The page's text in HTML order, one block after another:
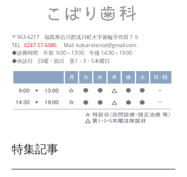
〒963-6217 福島県石川郡浅川町大字簑輪字作田７５
​TEL 0247‐57‐6086 Mail kobaridental@gmail.com
◆診療時間 午前 9:00～13:00 午後 14:30～19:00
◆休診日 日曜・祝日 第1・3・5木曜日
特集記事